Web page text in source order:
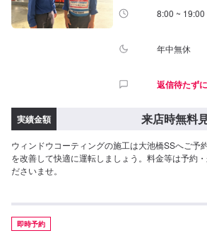
8:00 ~ 19:00
年中無休
返信待たず
実績金額 来店時無料
ウィンドウコーティングの施工は大池橋SSへご予
を改善して快適に運転しましょう。料金等は予約
ださいませ。
即時予約